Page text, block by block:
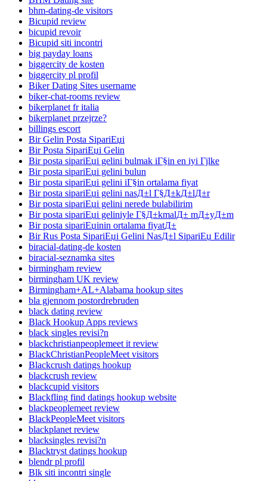
bhm-dating-de visitors
Bicupid review
bicupid revoir
Bicupid siti incontri
big payday loans
biggercity de kosten
biggercity pl profil
Biker Dating Sites username
biker-chat-rooms review
bikerplanet fr italia
bikerplanet przejrze?
billings escort
Bir Gelin Posta SipariЕџi
Bir Posta SipariЕџi Gelin
Bir posta sipariЕџi gelini bulmak iГ§in en iyi Гјlke
Bir posta sipariЕџi gelini bulun
Bir posta sipariЕџi gelini iГ§in ortalama fiyat
Bir posta sipariЕџi gelini nasД±l Г§Д±kД±lД±r
Bir posta sipariЕџi gelini nerede bulabilirim
Bir posta sipariЕџi geliniyle Г§Д±kmalД± mД±yД±m
Bir posta sipariЕџinin ortalama fiyatД±
Bir Rus Posta SipariЕџi Gelini NasД±l SipariЕџ Edilir
biracial-dating-de kosten
biracial-seznamka sites
birmingham review
birmingham UK review
Birmingham+AL+Alabama hookup sites
bla gjennom postordrebruden
black dating review
Black Hookup Apps reviews
black singles revisi?n
blackchristianpeoplemeet it review
BlackChristianPeopleMeet visitors
Blackcrush datings hookup
blackcrush review
blackcupid visitors
Blackfling find datings hookup website
blackpeoplemeet review
BlackPeopleMeet visitors
blackplanet review
blacksingles revisi?n
Blacktryst datings hookup
blendr pl profil
Blk siti incontri single